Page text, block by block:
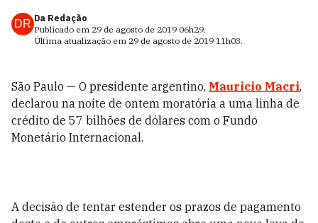
DR Da Redação
Publicado em 29 de agosto de 2019 06h29.
Última atualização em 29 de agosto de 2019 11h03.
São Paulo — O presidente argentino, Mauricio Macri,
declarou na noite de ontem moratória a uma linha de
crédito de 57 bilhões de dólares com o Fundo
Monetário Internacional.
A decisão de tentar estender os prazos de pagamento